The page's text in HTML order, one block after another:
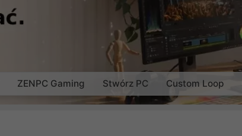
ZENPC Gaming Stwórz PC Custom Loop